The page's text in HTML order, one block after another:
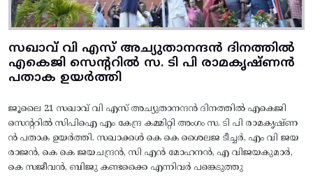
സഖാവ് വി എസ് അച്യുതാനന്ദൻ ദിനത്തിൽ
എകെജി സെന്ററിൽ സ. ടി പി രാമകൃഷ്‌ണൻ
പതാക ഉയർത്തി
ജൂലൈ 21 സഖാവ് വി എസ് അച്യുതാനന്ദൻ ദിനത്തിൽ എകെജി
സെന്ററിൽ സിപിഐ എം കേന്ദ്ര കമ്മിറ്റി അംഗം സ. ടി പി രാമകൃഷ്‌ണ
ൻ പതാക ഉയർത്തി. സഖാക്കൾ കെ കെ ശൈലജ ടീച്ചർ, എം വി ജയ
രാജൻ, കെ കെ ജയചന്ദ്രൻ, സി എൻ മോഹനൻ, എ വിജയകുമാർ,
കെ സജീവൻ, ബിജു കണ്ടക്കൈ എന്നിവർ പങ്കെടുത്തു